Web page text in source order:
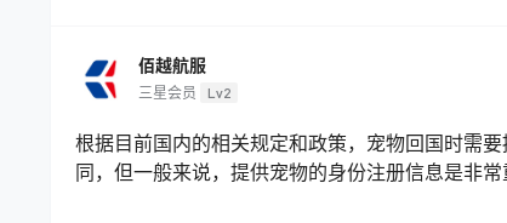
佰越航服
三星会员 Lv2
根据目前国内的相关规定和政策，宠物回国时需
同，但一般来说，提供宠物的身份注册信息是非常